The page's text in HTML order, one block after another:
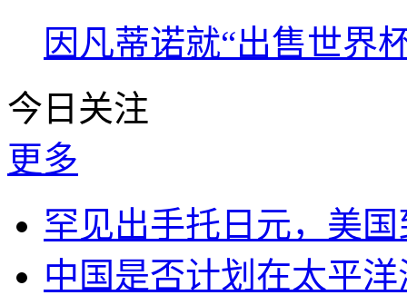
因凡蒂诺就“出售世界
今日关注
更多
罕见出手托日元，美
中国是否计划在太平